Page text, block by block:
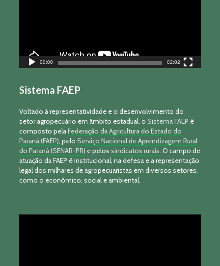
00:00 02:02
Sistema FAEP
Voltado à representatividade e o desenvolvimento do
setor agropecuário em âmbito estadual, o Sistema FAEP é
composto pelaFederação da Agricultura do Estado do
Paraná (FAEP), pelo Serviço Nacional de Aprendizagem Rural
do Paraná (SENAR-PR) e pelos sindicatos rurais. O campo de
atuação da FAEP é institucional, na defesa e a representação
legal dos milhares de agropecuaristas em diversos setores,
como o econômico, social e ambiental.